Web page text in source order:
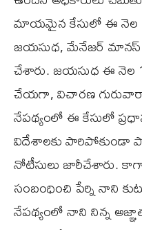
మాయమైన కేసులో ఈ
జయసుధ, మేనేజర్ మానస్
చేశారు. జయసుధ ఈ నెల
చేయగా, విచారణ
నేపథ్యంలో ఈ కేసులో
విదేశాలకు పారిపోకుండా
నోటీసులు జారీచేశారు.
సంబంధించి పేర్ని నాని
నేపథ్యంలో నాని నిన్న